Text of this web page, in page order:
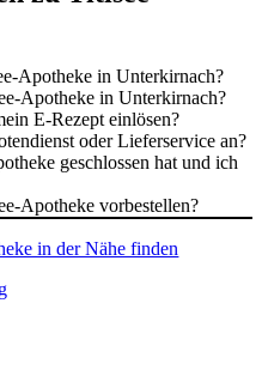
Apotheke in Unterkirnach?
Apotheke in Unterkirnach?
E-Rezept einlösen?
oder Lieferservice an?
geschlossen hat und ich
Apotheke vorbestellen?